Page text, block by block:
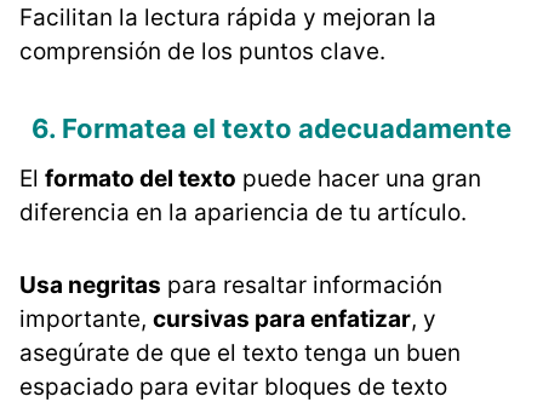
Facilitan la lectura rápida y mejoran la
comprensión de los puntos clave​​.
6. Formatea el texto adecuadamente
El formato del texto puede hacer una gran
diferencia en la apariencia de tu artículo.
Usa negritas para resaltar información
importante, cursivas para enfatizar, y
asegúrate de que el texto tenga un buen
espaciado para evitar bloques de texto